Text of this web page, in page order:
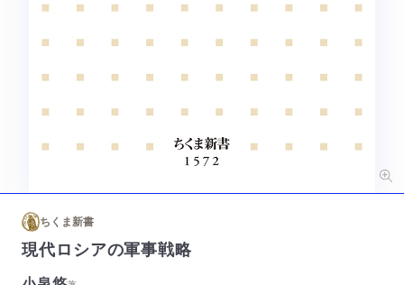
ちくま新書
現代ロシアの軍事戦略